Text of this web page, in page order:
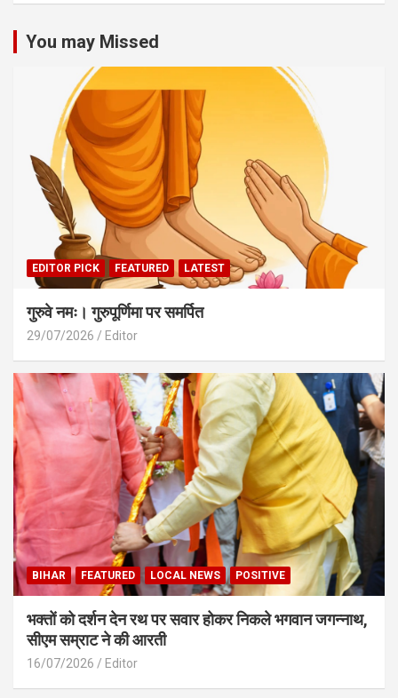
You may Missed
EDITOR PICK FEATURED LATEST
गुरुवे नमः। गुरुपूर्णिमा पर समर्पित
29/07/2026 Editor
BIHAR FEATURED LOCAL NEWS POSITIVE
भक्तों को दर्शन देन रथ पर सवार होकर निकले भगवान जगन्नाथ,
सीएम सम्राट ने की आरती
16/07/2026 Editor